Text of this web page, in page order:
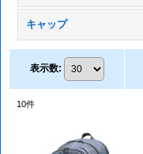
キャップ
表示数:
10件